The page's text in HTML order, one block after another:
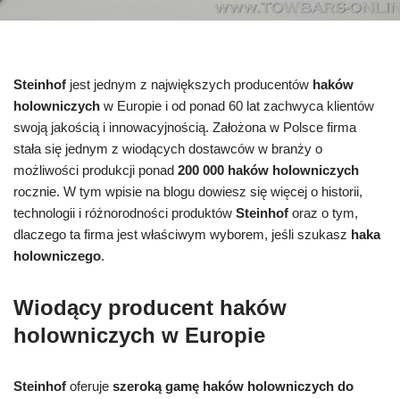
Steinhof jest jednym z największych producentów haków
holowniczych w Europie i od ponad 60 lat zachwyca klientów
swoją jakością i innowacyjnością. Założona w Polsce firma
stała się jednym z wiodących dostawców w branży o
możliwości produkcji ponad 200 000 haków holowniczych
rocznie. W tym wpisie na blogu dowiesz się więcej o historii,
technologii i różnorodności produktów Steinhof oraz o tym,
dlaczego ta firma jest właściwym wyborem, jeśli szukasz haka
holowniczego.
Wiodący producent haków
holowniczych w Europie
Steinhof oferuje szeroką gamę haków holowniczych do